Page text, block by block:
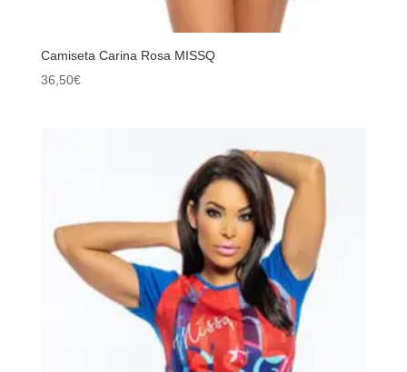
Camiseta Carina Rosa MISSQ
36,50€